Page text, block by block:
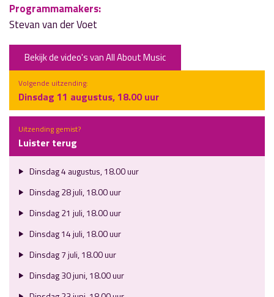
Programmamakers:
Stevan van der Voet
Bekijk de video's van All About Music
Volgende uitzending:
Dinsdag 11 augustus, 18.00 uur
Uitzending gemist?
Luister terug
Dinsdag 4 augustus, 18.00 uur
Dinsdag 28 juli, 18.00 uur
Dinsdag 21 juli, 18.00 uur
Dinsdag 14 juli, 18.00 uur
Dinsdag 7 juli, 18.00 uur
Dinsdag 30 juni, 18.00 uur